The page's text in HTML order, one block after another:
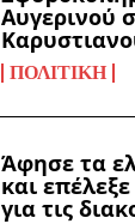
Αυγερινού
ΠΟΛΙΤΙΚΉ
Άφησε τα
και
για τις